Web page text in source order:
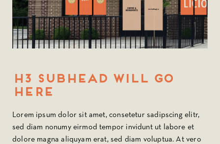
H3 subhead Will Go
Here
Lorem ipsum dolor sit amet, consetetur sadipscing elitr,
sed diam nonumy eirmod tempor invidunt ut labore et
dolore magna aliquyam erat, sed diam voluptua. At vero